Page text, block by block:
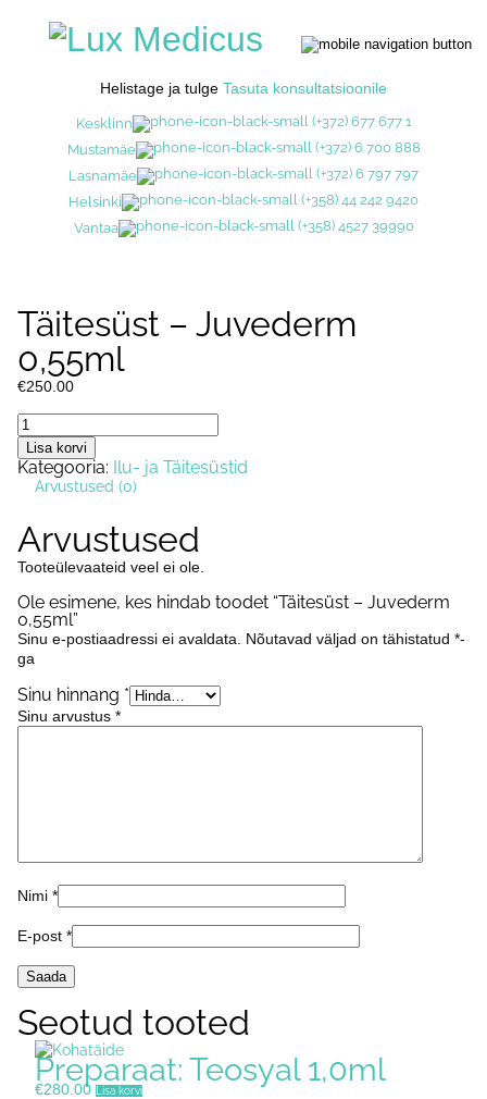
Helistage ja tulge Tasuta konsultatsioonile
Kesklinn
(+372) 677 677 1
Mustamäe
(+372) 6 700 888
Lasnamäe
(+372) 6 797 797
Helsinki
(+358) 44 242 9420
Vantaa
(+358) 4527 39990
Täitesüst – Juvederm
0,55ml
€250.00
Täitesüst
-
Juvederm
0,55ml
kogus
Lisa korvi
Kategooria: Ilu- ja Täitesüstid
Arvustused (0)
Arvustused
Tooteülevaateid veel ei ole.
Ole esimene, kes hindab toodet “Täitesüst – Juvederm
0,55ml”
Sinu e-postiaadressi ei avaldata. Nõutavad väljad on tähistatud *-
ga
Sinu hinnang *
Sinu arvustus *
Nimi *
E-post *
Seotud tooted
Preparaat: Teosyal 1,0ml
€280.00 Lisa korvi